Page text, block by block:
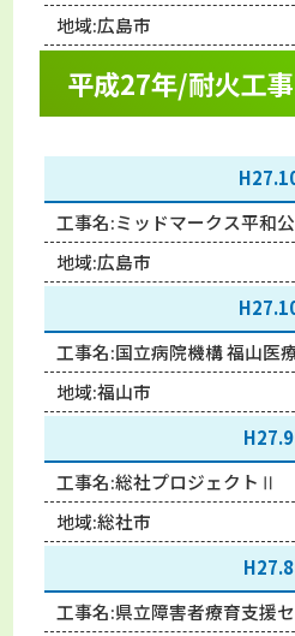
地域:広島市
平成27年/耐火工
工事名:ミッドマークス平和
地域:広島市
工事名:国立病院機構 福山医
地域:福山市
H27.9
工事名:総社プロジェクトⅡ
地域:総社市
H27.8
工事名:県立障害者療育支援